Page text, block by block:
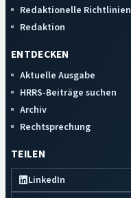
Redaktionelle Richtlinien
Redaktion
ENTDECKEN
Aktuelle Ausgabe
HRRS-Beiträge suchen
Archiv
Rechtsprechung
TEILEN
LinkedIn